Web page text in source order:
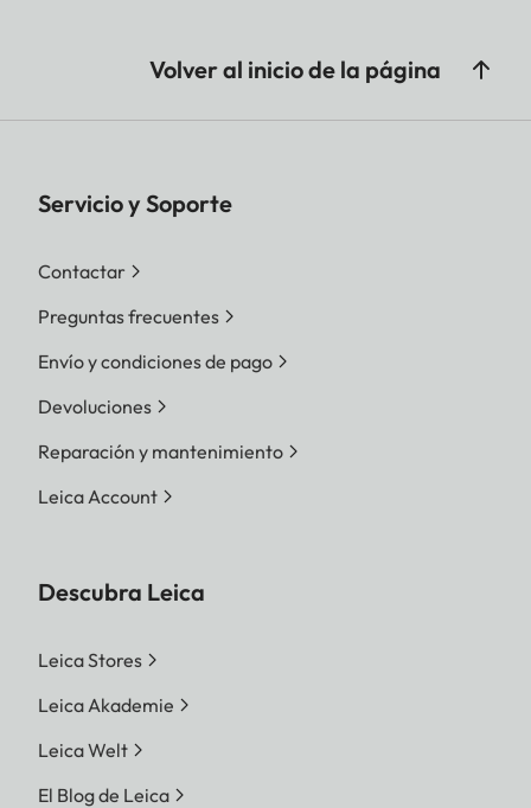
Volver al inicio de la página
Servicio y Soporte
Contactar
Preguntas frecuentes
Envío y condiciones de pago
Devoluciones
Reparación y mantenimiento
Leica Account
Descubra Leica
Leica Stores
Leica Akademie
Leica Welt
El Blog de Leica